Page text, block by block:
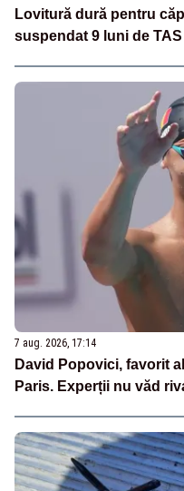
Lovitură dură pentru
suspendat 9 luni de
7 aug. 2026, 17:14
David Popovici, favorit
Paris. Experții nu văd